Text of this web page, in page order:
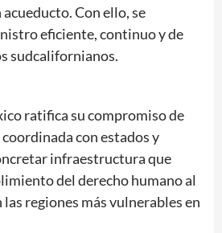
Con ello, se
eficiente, continuo y de
sudcalifornianos.
ratifica su compromiso de
con estados y
infraestructura que
del derecho humano al
regiones más vulnerables en